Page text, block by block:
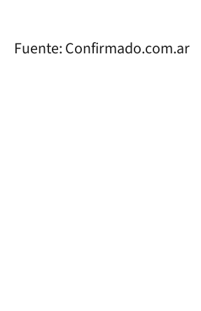
Fuente: Confirmado.com.ar